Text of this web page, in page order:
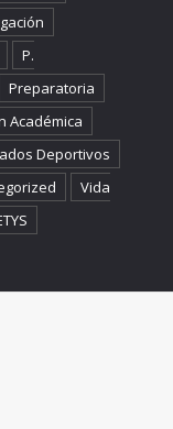
P.
Preparatoria
Académica
Deportivos
Vida